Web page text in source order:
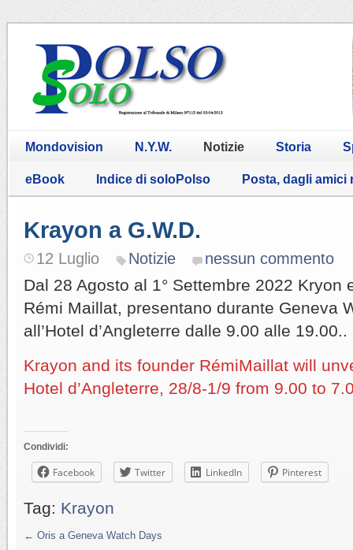
Mondovision N.Y.W. Notizie Storia
eBook Indice di soloPolso Posta, dagli amici
Krayon a G.W.D.
12 Luglio Notizie nessun commento
Dal 28 Agosto al 1° Settembre 2022 Kryon
Rémi Maillat, presentano durante Geneva
all’Hotel d’Angleterre dalle 9.00 alle 19.00..
Krayon and its founder RémiMaillat will
Hotel d’Angleterre, 28/8-1/9 from 9.00 to
Condividi:
Facebook Twitter LinkedIn Pinterest
Tag: Krayon
← Oris a Geneva Watch Days